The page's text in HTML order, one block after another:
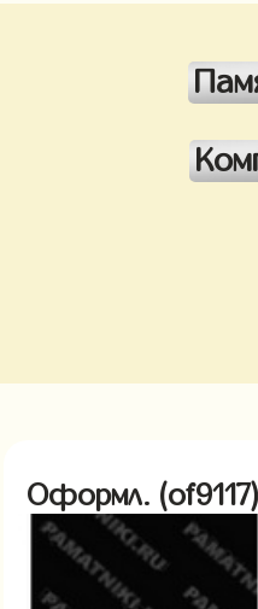
Оформл. (of9117)